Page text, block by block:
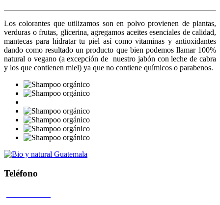
Los colorantes que utilizamos son en polvo provienen de plantas,
verduras o frutas, glicerina, agregamos aceites esenciales de calidad,
mantecas para hidratar tu piel así como vitaminas y antioxidantes
dando como resultado un producto que bien podemos llamar 100%
natural o vegano (a excepción de nuestro jabón con leche de cabra
y los que contienen miel) ya que no contiene químicos o parabenos.
Teléfono